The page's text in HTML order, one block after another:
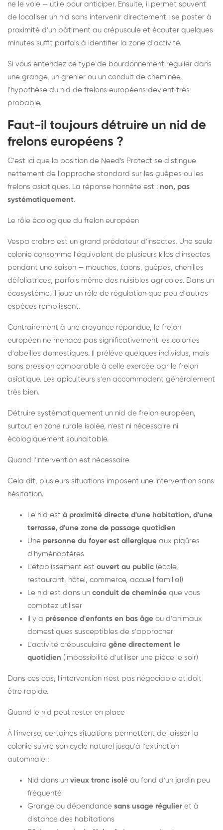
ne le voie — utile pour anticiper. Ensuite, il permet souvent
de localiser un nid sans intervenir directement : se poster à
proximité d'un bâtiment au crépuscule et écouter quelques
minutes suffit parfois à identifier la zone d'activité.
Si vous entendez ce type de bourdonnement régulier dans
une grange, un grenier ou un conduit de cheminée,
l'hypothèse du nid de frelons européens devient très
probable.
Faut-il toujours détruire un nid de
frelons européens ?
C'est ici que la position de Need's Protect se distingue
nettement de l'approche standard sur les guêpes ou les
frelons asiatiques. La réponse honnête est : non, pas
systématiquement.
Le rôle écologique du frelon européen
Vespa crabro est un grand prédateur d'insectes. Une seule
colonie consomme l'équivalent de plusieurs kilos d'insectes
pendant une saison — mouches, taons, guêpes, chenilles
défoliatrices, parfois même des nuisibles agricoles. Dans un
écosystème, il joue un rôle de régulation que peu d'autres
espèces remplissent.
Contrairement à une croyance répandue, le frelon
européen ne menace pas significativement les colonies
d'abeilles domestiques. Il prélève quelques individus, mais
sans pression comparable à celle exercée par le frelon
asiatique. Les apiculteurs s'en accommodent généralement
très bien.
Détruire systématiquement un nid de frelon européen,
surtout en zone rurale isolée, n'est ni nécessaire ni
écologiquement souhaitable.
Quand l'intervention est nécessaire
Cela dit, plusieurs situations imposent une intervention sans
hésitation.
Le nid est à proximité directe d'une habitation, d'une
terrasse, d'une zone de passage quotidien
Une personne du foyer est allergique aux piqûres
d'hyménoptères
L'établissement est ouvert au public (école,
restaurant, hôtel, commerce, accueil familial)
Le nid est dans un conduit de cheminée que vous
comptez utiliser
Il y a présence d'enfants en bas âge ou d'animaux
domestiques susceptibles de s'approcher
L'activité crépusculaire gêne directement le
quotidien (impossibilité d'utiliser une pièce le soir)
Dans ces cas, l'intervention n'est pas négociable et doit
être rapide.
Quand le nid peut rester en place
À l'inverse, certaines situations permettent de laisser la
colonie suivre son cycle naturel jusqu'à l'extinction
automnale :
Nid dans un vieux tronc isolé au fond d'un jardin peu
fréquenté
Grange ou dépendance sans usage régulier et à
distance des habitations